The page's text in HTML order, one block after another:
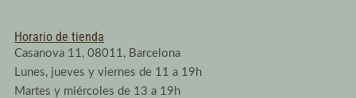
Horario de tienda
Casanova 11, 08011, Barcelona
Lunes, jueves y viernes de 11 a 19h
Martes y miércoles de 13 a 19h